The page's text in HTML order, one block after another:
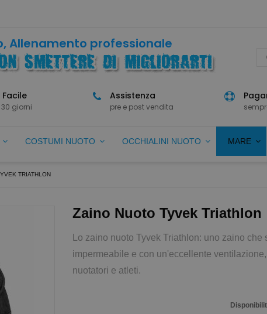
Allenamento professionale
Facile
giorni
Assistenza
pre e post vendita
COSTUMI NUOTO OCCHIALINI NUOTO MARE
TRIATHLON
Zaino Nuoto Tyvek Triathlon
Lo zaino nuoto Tyvek Triathlon: uno zaino
impermeabile e con un'eccellente
nuotatori e atleti.